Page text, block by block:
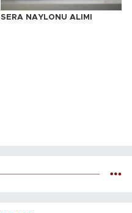
SERA NAYLONU ALIMI